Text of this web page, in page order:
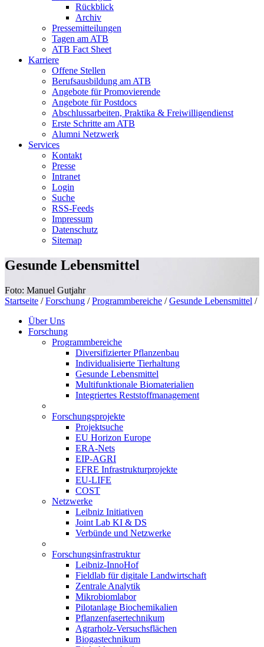
Rückblick
Archiv
Pressemitteilungen
Tagen am ATB
ATB Fact Sheet
Karriere
Offene Stellen
Berufsausbildung am ATB
Angebote für Promovierende
Angebote für Postdocs
Abschlussarbeiten, Praktika & Freiwilligendienst
Erste Schritte am ATB
Alumni Netzwerk
Services
Kontakt
Presse
Intranet
Login
Suche
RSS-Feeds
Impressum
Datenschutz
Sitemap
Gesunde Lebensmittel
Foto: Manuel Gutjahr
Startseite / Forschung / Programmbereiche / Gesunde Lebensmittel /
Über Uns
Forschung
Programmbereiche
Diversifizierter Pflanzenbau
Individualisierte Tierhaltung
Gesunde Lebensmittel
Multifunktionale Biomaterialien
Integriertes Reststoffmanagement
Forschungsprojekte
Projektsuche
EU Horizon Europe
ERA-Nets
EIP-AGRI
EFRE Infrastrukturprojekte
EU-LIFE
COST
Netzwerke
Leibniz Initiativen
Joint Lab KI & DS
Verbünde und Netzwerke
Forschungsinfrastruktur
Leibniz-InnoHof
Fieldlab für digitale Landwirtschaft
Zentrale Analytik
Mikrobiomlabor
Pilotanlage Biochemikalien
Pflanzenfasertechnikum
Agrarholz-Versuchsflächen
Biogastechnikum